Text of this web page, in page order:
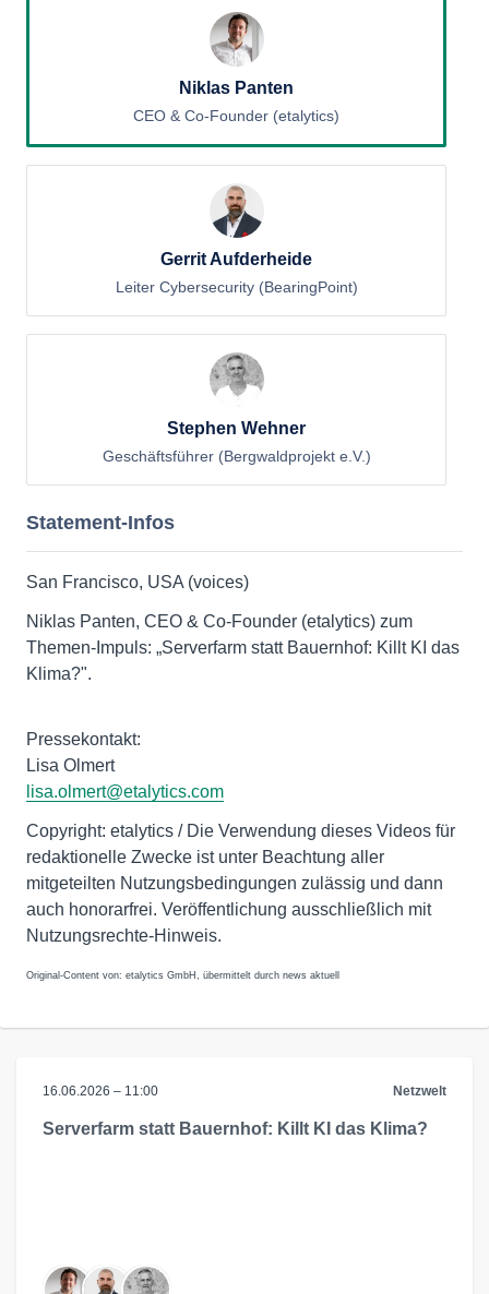
Niklas Panten
CEO & Co-Founder (etalytics)
Gerrit Aufderheide
Leiter Cybersecurity (BearingPoint)
Stephen Wehner
Geschäftsführer (Bergwaldprojekt e.V.)
Statement-Infos
San Francisco, USA (voices)
Niklas Panten, CEO & Co-Founder (etalytics) zum
Themen-Impuls: „Serverfarm statt Bauernhof: Killt KI das
Klima?".
Pressekontakt:
Lisa Olmert
lisa.olmert@etalytics.com
Copyright: etalytics / Die Verwendung dieses Videos für
redaktionelle Zwecke ist unter Beachtung aller
mitgeteilten Nutzungsbedingungen zulässig und dann
auch honorarfrei. Veröffentlichung ausschließlich mit
Nutzungsrechte-Hinweis.
Original-Content von: etalytics GmbH, übermittelt durch news aktuell
16.06.2026 – 11:00 Netzwelt
Serverfarm statt Bauernhof: Killt KI das Klima?